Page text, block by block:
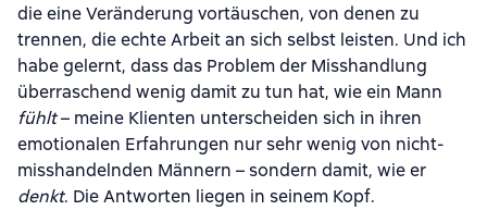
die eine Veränderung vortäuschen, von denen zu
trennen, die echte Arbeit an sich selbst leisten. Und ich
habe gelernt, dass das Problem der Misshandlung
überraschend wenig damit zu tun hat, wie ein Mann
fühlt– meine Klienten unterscheiden sich in ihren
emotionalen Erfahrungen nur sehr wenig von nicht-
misshandelnden Männern – sondern damit, wie er
denkt. Die Antworten liegen in seinem Kopf.